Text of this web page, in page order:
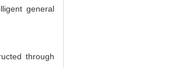
general
through